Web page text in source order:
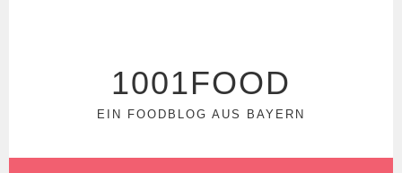
1001FOOD
EIN FOODBLOG AUS BAYERN